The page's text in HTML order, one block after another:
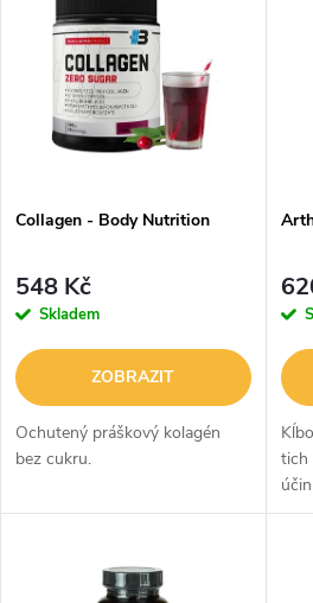
p
r
o
d
u
Abecedně
s
p
r
o
d
u
Collagen - Body Nutrition
548 Kč
Skladem
ZOBRAZIT
Ochutený práškový kolagén
bez cukru.
tich